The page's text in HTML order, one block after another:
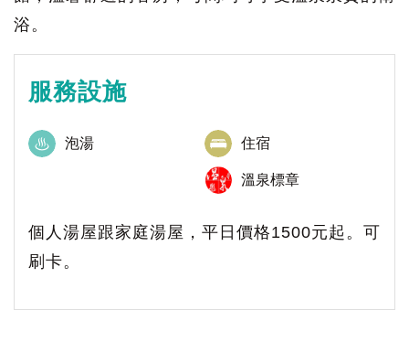
浴。
服務設施
泡湯 住宿
溫泉標章
個人湯屋跟家庭湯屋，平日價格1500元起。可
刷卡。